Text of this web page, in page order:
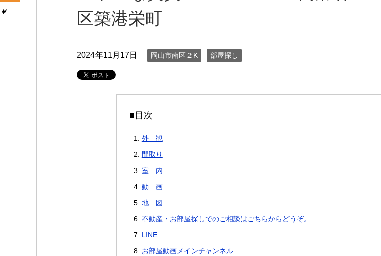
区築港栄町
2024年11月17日 岡山市南区２K 部屋探し
■目次
外 観
間取り
室 内
動 画
地 図
不動産・お部屋探しでのご相談はごちらからどうぞ。
LINE
お部屋動画メインチャンネル